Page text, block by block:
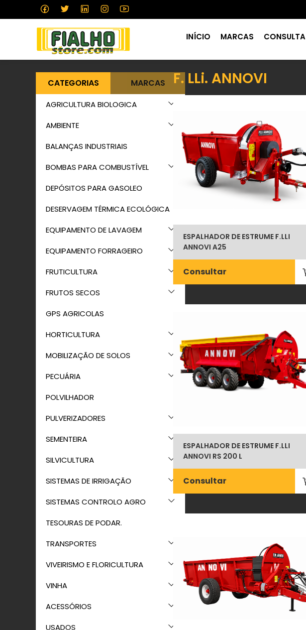
INÍCIO MARCAS CONSULTA
CATEGORIAS MARCAS
AGRICULTURA BIOLOGICA
AMBIENTE
BALANÇAS INDUSTRIAIS
BOMBAS PARA COMBUSTÍVEL
DEPÓSITOS PARA GASOLEO
DESERVAGEM TÉRMICA ECOLÓGICA
EQUIPAMENTO DE LAVAGEM
EQUIPAMENTO FORRAGEIRO
FRUTICULTURA
FRUTOS SECOS
GPS AGRICOLAS
HORTICULTURA
MOBILIZAÇÃO DE SOLOS
PECUÁRIA
POLVILHADOR
PULVERIZADORES
SEMENTEIRA
SILVICULTURA
SISTEMAS DE IRRIGAÇÃO
SISTEMAS CONTROLO AGRO
TESOURAS DE PODAR.
TRANSPORTES
VIVEIRISMO E FLORICULTURA
VINHA
ACESSÓRIOS
USADOS
F. LLi. ANNOVI
ESPALHADOR DE ESTRUME F.LLI
ANNOVI A25
Consultar
ESPALHADOR DE ESTRUME F.LLI
ANNOVI RS 200 L
Consultar